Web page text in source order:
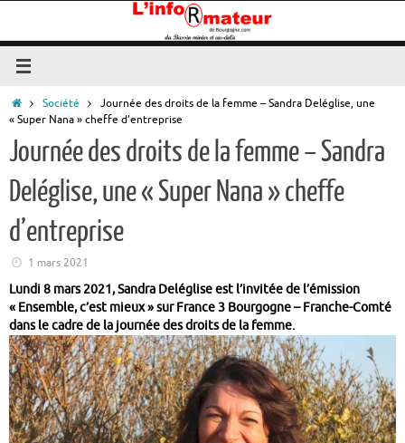
contenu
Accueil
Société
Journée des droits de la femme – Sandra Deléglise, une
« Super Nana » cheffe d’entreprise
Journée des droits de la femme – Sandra
Deléglise, une « Super Nana » cheffe
d’entreprise
1 mars 2021
Lundi 8 mars 2021, Sandra Deléglise est l’invitée de l’émission
« Ensemble, c’est mieux » sur France 3 Bourgogne – Franche-Comté
dans le cadre de la journée des droits de la femme.